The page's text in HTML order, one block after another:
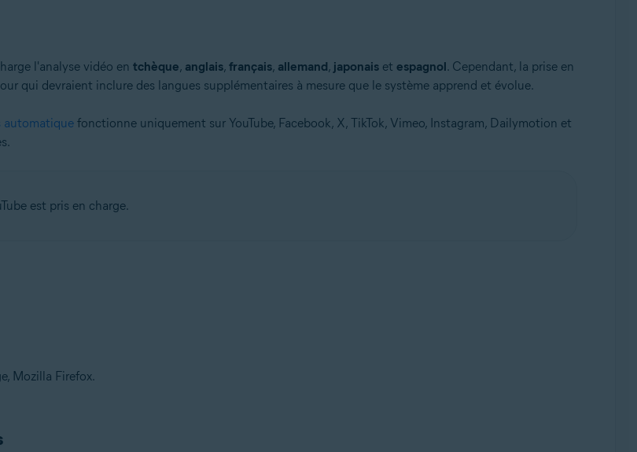
l'analyse vidéo en tchèque, anglais, français, allemand, japonaiset espagnol. Cependant, la prise en
qui devraient inclure des langues supplémentaires à mesure que le système apprend et évolue.
automatiquefonctionne uniquement sur YouTube, Facebook, X, TikTok, Vimeo, Instagram, Dailymotion et
est pris en charge.
Mozilla Firefox.